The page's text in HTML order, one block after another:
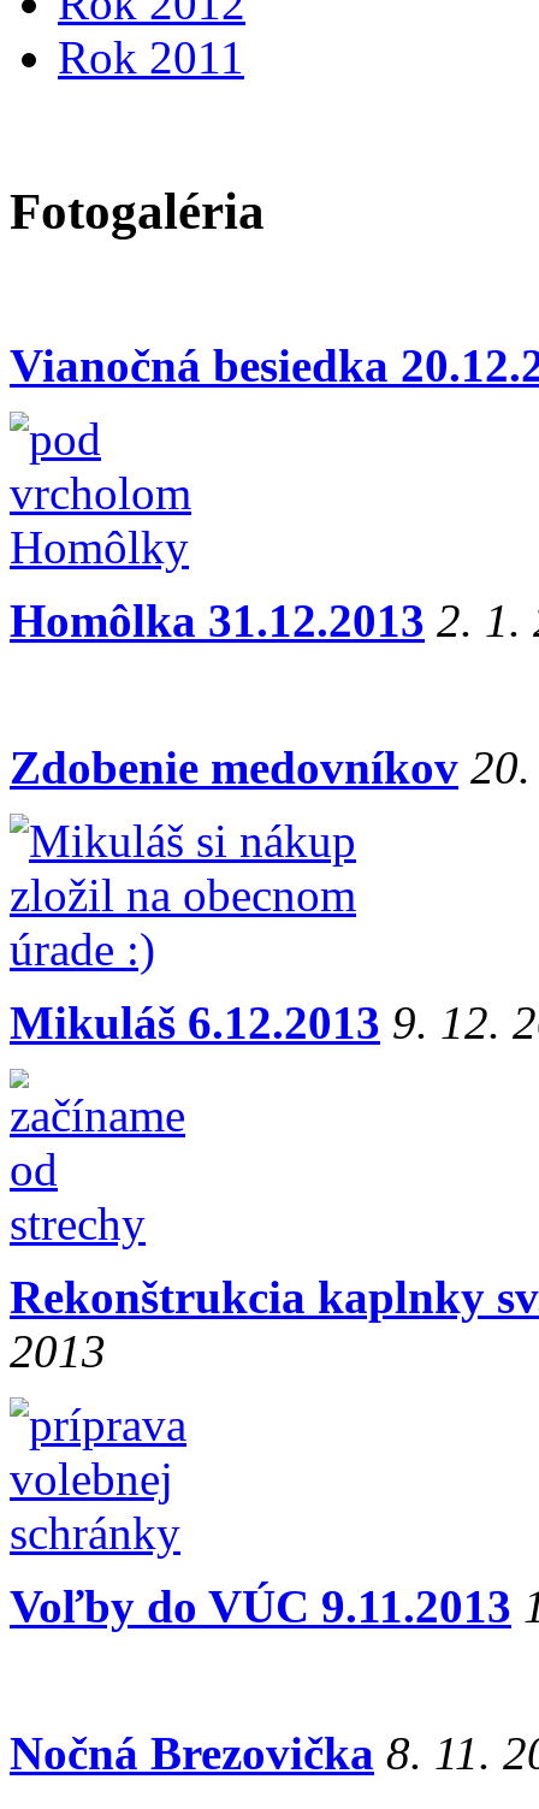
Rok 2011
Fotogaléria
Vianočná besiedka
Homôlka 31.12.2013 2. 1.
Zdobenie medovníkov
Mikuláš 6.12.2013 9. 12.
Rekonštrukcia kaplnky
2013
Voľby do VÚC 9.11.2013
Nočná Brezovička 8. 11.